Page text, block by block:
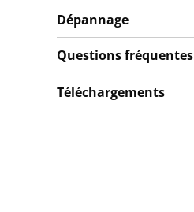
Dépannage
Questions fréquentes
Téléchargements